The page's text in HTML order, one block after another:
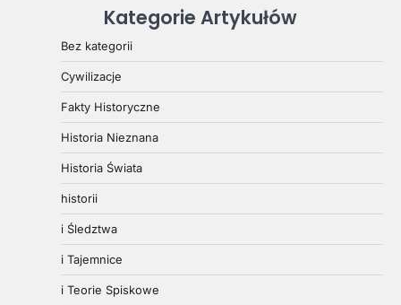
Kategorie Artykułów
Bez kategorii
Cywilizacje
Fakty Historyczne
Historia Nieznana
Historia Świata
historii
i Śledztwa
i Tajemnice
i Teorie Spiskowe